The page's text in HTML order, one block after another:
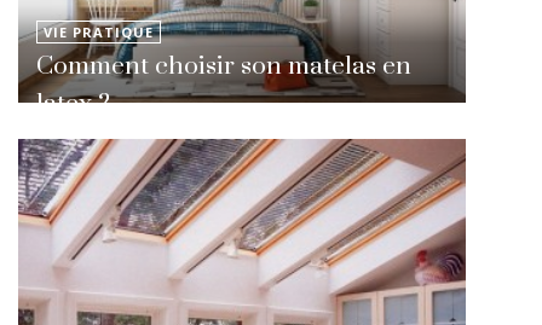
VIE PRATIQUE
Comment choisir son matelas en
latex ?